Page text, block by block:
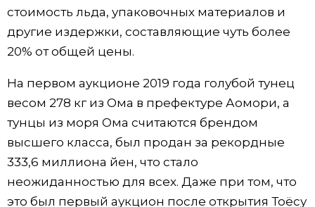
стоимость льда, упаковочных материалов и
другие издержки, составляющие чуть более
20% от общей цены.
На первом аукционе 2019 года голубой тунец
весом 278 кг из Ома в префектуре Аомори, а
тунцы из моря Ома считаются брендом
высшего класса, был продан за рекордные
333,6 миллиона йен, что стало
неожиданностью для всех. Даже при том, что
это был первый аукцион после открытия Тоёсу